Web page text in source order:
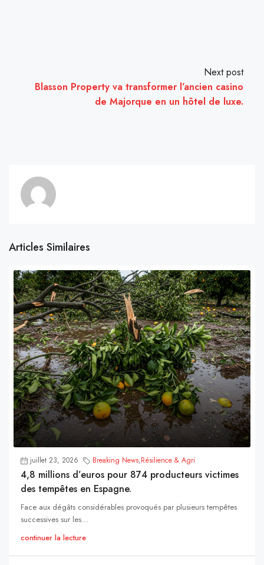
Next post
Blasson Property va transformer l’ancien casino
de Majorque en un hôtel de luxe.
Articles Similaires
juillet 23, 2026 Breaking News,Résilience & Agri
4,8 millions d’euros pour 874 producteurs victimes
des tempêtes en Espagne.
Face aux dégâts considérables provoqués par plusieurs tempêtes
successives sur les...
continuer la lecture